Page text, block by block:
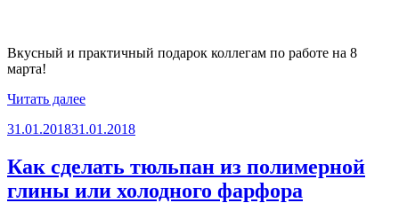
уникальных
Вкусный и практичный подарок коллегам по работе на 8
марта!
Читать далее«Подарок
8
коллегам
по
работе:
Опубликовано
31.01.201831.01.2018
Как сделать тюльпан из полимерной
глины или холодного фарфора